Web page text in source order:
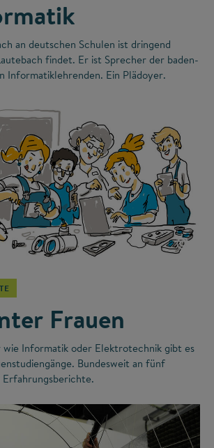
an deutschen Schulen ist dringend
findet. Er ist Sprecher der baden-
Informatiklehrenden. Ein Plädoyer.
©
Frauen
wie Informatik oder Elektrotechnik gibt es
Bundesweit an fünf